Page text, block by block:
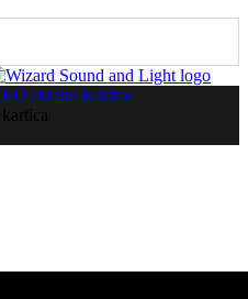
ekrane Kartice